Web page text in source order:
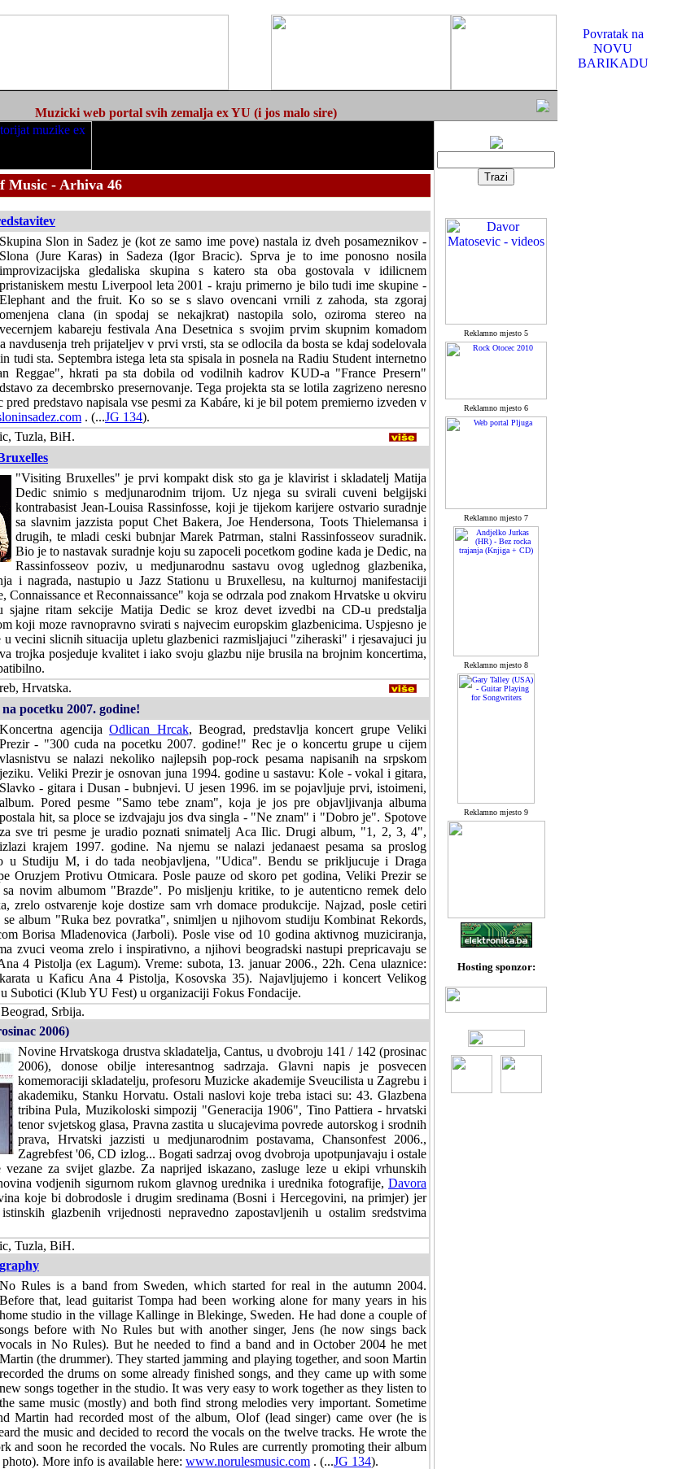
Povratak na
NOVU
BARIKADU
Muzicki web portal svih zemalja ex YU (i jos malo sire)
Music - Arhiva 46
Skupina Slon in Sadez je (kot ze samo ime pove) nastala iz dveh posameznikov -
Slona (Jure Karas) in Sadeza (Igor Bracic). Sprva je to ime ponosno nosila
improvizacijska gledaliska skupina s katero sta oba gostovala v idilicnem
pristaniskem mestu Liverpool leta 2001 - kraju primerno je bilo tudi ime skupine -
Elephant and the fruit. Ko so se s slavo ovencani vrnili z zahoda, sta zgoraj
omenjena clana (in spodaj se nekajkrat) nastopila solo, oziroma stereo na
vecernjem kabareju festivala Ana Desetnica s svojim prvim skupnim komadom
navdusenja treh prijateljev v prvi vrsti, sta se odlocila da bosta se kdaj sodelovala
tudi sta. Septembra istega leta sta spisala in posnela na Radiu Student internetno
Reggae", hkrati pa sta dobila od vodilnih kadrov KUD-a "France Presern"
za decembrsko presernovanje. Tega projekta sta se lotila zagrizeno neresno
pred predstavo napisala vse pesmi za Kabáre, ki je bil potem premierno izveden v
. (...JG 134).
Tuzla, BiH.
"Visiting Bruxelles" je prvi kompakt disk sto ga je klavirist i skladatelj Matija
Dedic snimio s medjunarodnim trijom. Uz njega su svirali cuveni belgijski
kontrabasist Jean-Louisa Rassinfosse, koji je tijekom karijere ostvario suradnje
sa slavnim jazzista poput Chet Bakera, Joe Hendersona, Toots Thielemansa i
drugih, te mladi ceski bubnjar Marek Patrman, stalni Rassinfosseov suradnik.
Bio je to nastavak suradnje koju su zapoceli pocetkom godine kada je Dedic, na
Rassinfosseov poziv, u medjunarodnu sastavu ovog uglednog glazbenika,
i nagrada, nastupio u Jazz Stationu u Bruxellesu, na kulturnoj manifestaciji
Connaissance et Reconnaissance" koja se odrzala pod znakom Hrvatske u okviru
sjajne ritam sekcije Matija Dedic se kroz devet izvedbi na CD-u predstalja
koji moze ravnopravno svirati s najvecim europskim glazbenicima. Uspjesno je
u vecini slicnih situacija upletu glazbenici razmisljajuci "ziheraski" i rjesavajuci ju
trojka posjeduje kvalitet i iako svoju glazbu nije brusila na brojnim koncertima,
Hrvatska.
pocetku 2007. godine!
Koncertna agencija Odlican Hrcak, Beograd, predstavlja koncert grupe Veliki
Prezir - "300 cuda na pocetku 2007. godine!" Rec je o koncertu grupe u cijem
vlasnistvu se nalazi nekoliko najlepsih pop-rock pesama napisanih na srpskom
jeziku. Veliki Prezir je osnovan juna 1994. godine u sastavu: Kole - vokal i gitara,
Slavko - gitara i Dusan - bubnjevi. U jesen 1996. im se pojavljuje prvi, istoimeni,
album. Pored pesme "Samo tebe znam", koja je jos pre objavljivanja albuma
postala hit, sa ploce se izdvajaju jos dva singla - "Ne znam" i "Dobro je". Spotove
za sve tri pesme je uradio poznati snimatelj Aca Ilic. Drugi album, "1, 2, 3, 4",
izlazi krajem 1997. godine. Na njemu se nalazi jedanaest pesama sa proslog
u Studiju M, i do tada neobjavljena, "Udica". Bendu se prikljucuje i Draga
Oruzjem Protivu Otmicara. Posle pauze od skoro pet godina, Veliki Prezir se
sa novim albumom "Brazde". Po misljenju kritike, to je autenticno remek delo
zrelo ostvarenje koje dostize sam vrh domace produkcije. Najzad, posle cetiri
album "Ruka bez povratka", snimljen u njihovom studiju Kombinat Rekords,
Borisa Mladenovica (Jarboli). Posle vise od 10 godina aktivnog muziciranja,
zvuci veoma zrelo i inspirativno, a njihovi beogradski nastupi prepricavaju se
4 Pistolja (ex Lagum). Vreme: subota, 13. januar 2006., 22h. Cena ulaznice:
u Kaficu Ana 4 Pistolja, Kosovska 35). Najavljujemo i koncert Velikog
Subotici (Klub YU Fest) u organizaciji Fokus Fondacije.
Srbija.
2006)
Novine Hrvatskoga drustva skladatelja, Cantus, u dvobroju 141 / 142 (prosinac
2006), donose obilje interesantnog sadrzaja. Glavni napis je posvecen
komemoraciji skladatelju, profesoru Muzicke akademije Sveucilista u Zagrebu i
akademiku, Stanku Horvatu. Ostali naslovi koje treba istaci su: 43. Glazbena
tribina Pula, Muzikoloski simpozij "Generacija 1906", Tino Pattiera - hrvatski
tenor svjetskog glasa, Pravna zastita u slucajevima povrede autorskog i srodnih
prava, Hrvatski jazzisti u medjunarodnim postavama, Chansonfest 2006.,
Zagrebfest '06, CD izlog... Bogati sadrzaj ovog dvobroja upotpunjavaju i ostale
vezane za svijet glazbe. Za naprijed iskazano, zasluge leze u ekipi vrhunskih
vodjenih sigurnom rukom glavnog urednika i urednika fotografije, Davora
koje bi dobrodosle i drugim sredinama (Bosni i Hercegovini, na primjer) jer
glazbenih vrijednosti nepravedno zapostavljenih u ostalim sredstvima
Tuzla, BiH.
No Rules is a band from Sweden, which started for real in the autumn 2004.
Before that, lead guitarist Tompa had been working alone for many years in his
home studio in the village Kallinge in Blekinge, Sweden. He had done a couple of
songs before with No Rules but with another singer, Jens (he now sings back
vocals in No Rules). But he needed to find a band and in October 2004 he met
Martin (the drummer). They started jamming and playing together, and soon Martin
recorded the drums on some already finished songs, and they came up with some
new songs together in the studio. It was very easy to work together as they listen to
the same music (mostly) and both find strong melodies very important. Sometime
Martin had recorded most of the album, Olof (lead singer) came over (he is
the music and decided to record the vocals on the twelve tracks. He wrote the
and soon he recorded the vocals. No Rules are currently promoting their album
More info is available here: www.norulesmusic.com . (...JG 134).
Reklamno mjesto 5
Reklamno mjesto 6
Reklamno mjesto 7
Reklamno mjesto 8
Reklamno mjesto 9
Hosting sponzor: